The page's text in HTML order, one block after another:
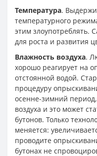
Температура.
температурного
этим злоупотреблять.
для роста и развития
Влажность воздуха.
хорошо реагирует на
отстоянной водой.
процедуру
осенне-зимний
воздуха и это может
бутонов. Только
меняется:
проводите
бутонах не